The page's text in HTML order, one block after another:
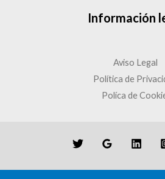
Información
Aviso Legal
Política de
Políca de